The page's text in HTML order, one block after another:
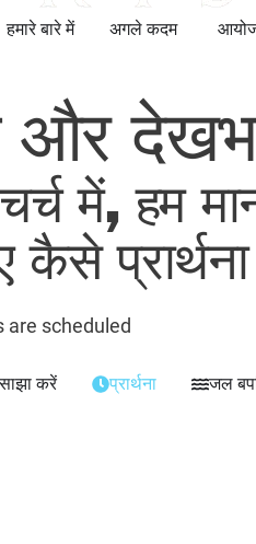
हमारे बारे में अगले कदम
और
में, हम
कैसे
are scheduled
करें प्रार्थना जल